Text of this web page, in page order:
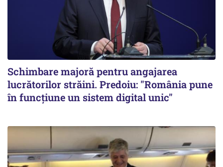
Schimbare majoră pentru angajarea
lucrătorilor străini. Predoiu: "România pune
în funcțiune un sistem digital unic"